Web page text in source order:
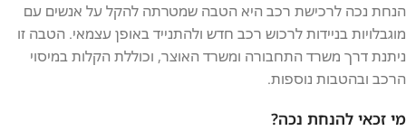
התקשרו עכשיו 050-9693837
הנחת נכה לרכישת רכב היא הטבה שמטרתה להקל על אנשים עם
מוגבלויות בניידות לרכוש רכב חדש ולהתנייד באופן עצמאי. הטבה זו
ניתנת דרך משרד התחבורה ומשרד האוצר, וכוללת הקלות במיסוי
הרכב ובהטבות נוספות.
מי זכאי להנחת נכה?